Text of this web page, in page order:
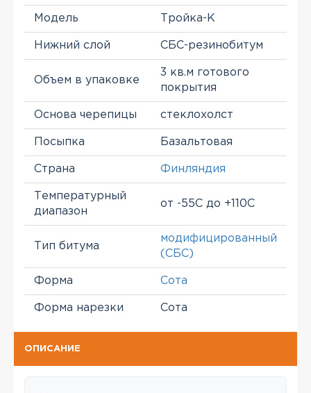
Модель Тройка-К
Нижний слой СБС-резинобитум
Объем в упаковке
3 кв.м готового
покрытия
Основа черепицы стеклохолст
Посыпка Базальтовая
Страна Финляндия
Температурный
диапазон
от -55С до +110С
Тип битума
модифицированный
(СБС)
Форма Сота
Форма нарезки Сота
ОПИСАНИЕ